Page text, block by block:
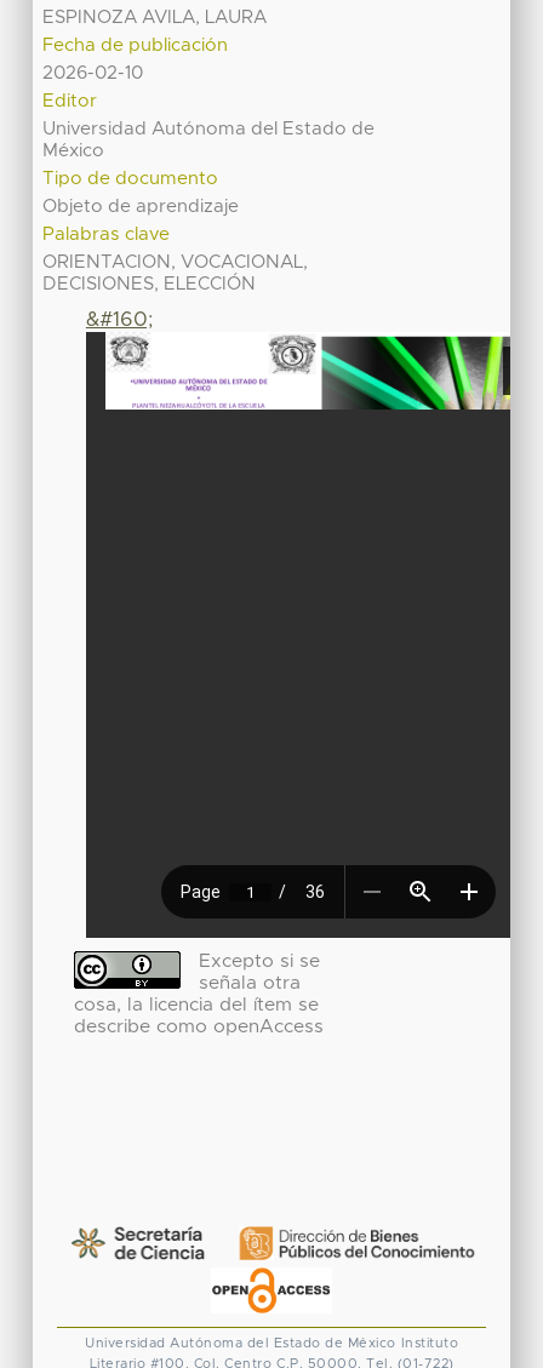
ESPINOZA AVILA, LAURA
Fecha de publicación
2026-02-10
Editor
Universidad Autónoma del Estado de
México
Tipo de documento
Objeto de aprendizaje
Palabras clave
ORIENTACION, VOCACIONAL,
DECISIONES, ELECCIÓN
&#160;
Excepto si se
señala otra
cosa, la licencia del ítem se
describe como openAccess
Universidad Autónoma del Estado de México
Instituto
Literario #100. Col. Centro C.P. 50000. Tel. (01-722)